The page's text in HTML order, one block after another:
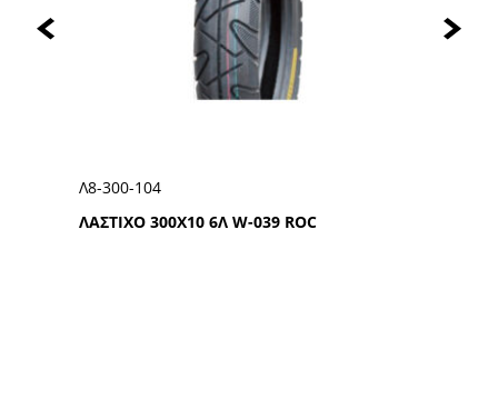
6Λ W-039 ROC